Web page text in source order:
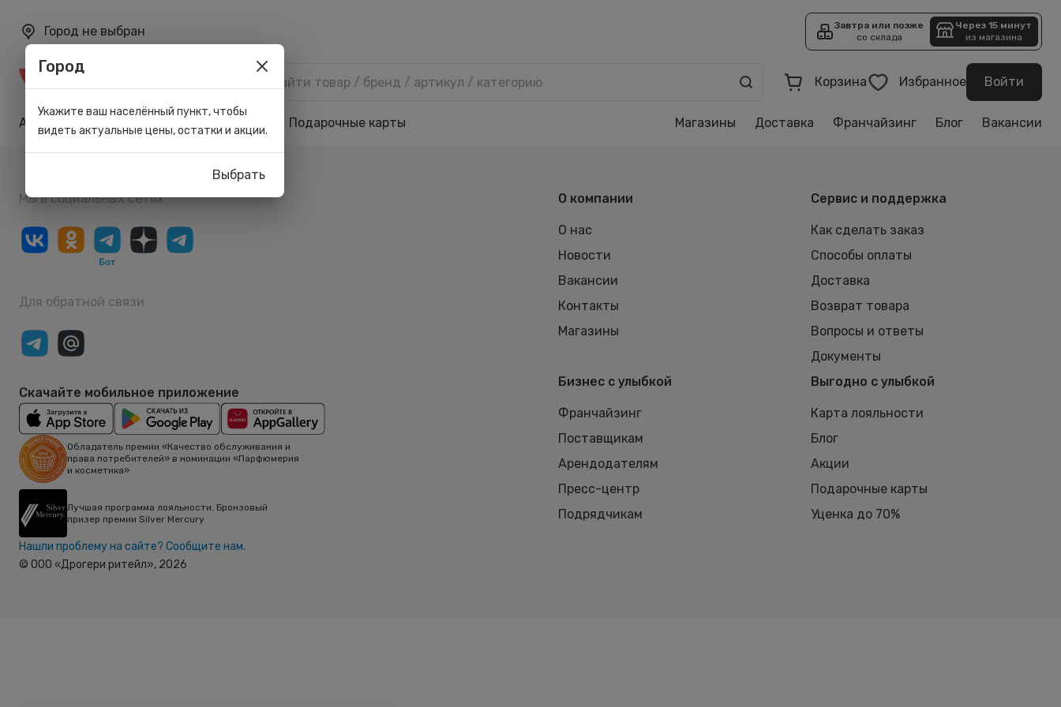
Город не выбран
Завтра или позже
со склада
Через 15 минут
из магазина
Корзина Избранное Войти
Акции Карта лояльности Подарочные карты Магазины Доставка Франчайзинг Блог Вакансии
Мы в социальных сетях
Для обратной связи
Скачайте мобильное приложение
Обладатель премии «Качество обслуживания и
права потребителей» в номинации «Парфюмерия
и косметика»
Лучшая программа лояльности. Бронзовый
призер премии Silver Mercury
Нашли проблему на сайте? Сообщите нам.
© ООО «Дрогери ритейл», 2026
О компании
О нас
Новости
Вакансии
Контакты
Магазины
Сервис и поддержка
Как сделать заказ
Способы оплаты
Доставка
Возврат товара
Вопросы и ответы
Документы
Бизнес с улыбкой
Франчайзинг
Поставщикам
Арендодателям
Пресс-центр
Подрядчикам
Выгодно с улыбкой
Карта лояльности
Блог
Акции
Подарочные карты
Уценка до 70%
Город
Укажите ваш населённый пункт, чтобы
видеть актуальные цены, остатки и акции.
Выбрать